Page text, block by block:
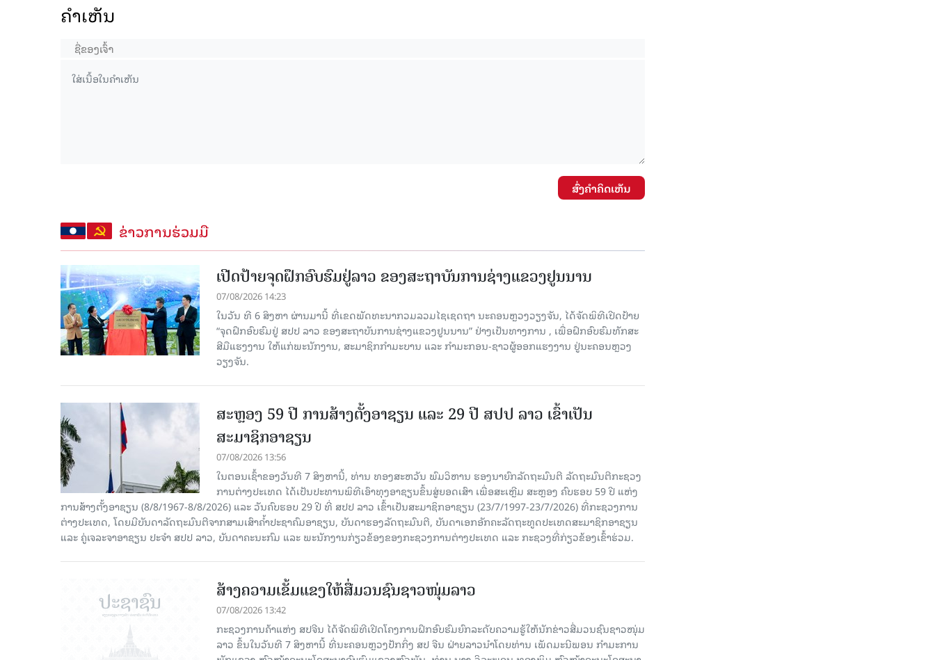
ຄໍາເຫັນ
ສົ່ງຄໍາຄິດເຫັນ
ຂ່າວການຮ່ວມມື
ເປີດປ້າຍຈຸດຝຶກອົບຮົມຢູ່ລາວ ຂອງສະຖາບັນການຊ່າງແຂວງຢູນນານ
07/08/2026 14:23
ໃນວັນ ທີ 6 ສິງຫາ ຜ່ານມານີ້ ທີ່ເຂດພັດທະນາກວມລວມໄຊເຊດຖາ ນະຄອນຫຼວງວຽງຈັນ, ໄດ້ຈັດພິທີເປີດປ້າຍ
“ຈຸດຝຶກອົບຮົມຢູ່ ສປປ ລາວ ຂອງສະຖາບັນການຊ່າງແຂວງຢູນນານ” ຢ່າງເປັນທາງການ , ເພື່ອຝຶກອົບຮົມທັກສະ
ສີມືແຮງງານ ໃຫ້ແກ່ພະນັກງານ, ສະມາຊິກກຳມະບານ ແລະ ກຳມະກອນ-ຊາວຜູ້ອອກແຮງງານ ຢູ່ນະຄອນຫຼວງ
ວຽງຈັນ.
ສະຫຼອງ 59 ປີ ການສ້າງຕັ້ງອາຊຽນ ແລະ 29 ປີ ສປປ ລາວ ເຂົ້າເປັນ
ສະມາຊິກອາຊຽນ
07/08/2026 13:56
ໃນຕອນເຊົ້າຂອງວັນທີ 7 ສິງຫານີ້, ທ່ານ ທອງສະຫວັນ ພົມວິຫານ ຮອງນາຍົກລັດຖະມົນຕີ ລັດຖະມົນຕີກະຊວງ
ການຕ່າງປະເທດ ໄດ້ເປັນປະທານພິທີເອົາທຸງອາຊຽນຂຶ້ນສູ່ຍອດເສົາ ເພື່ອສະເຫຼີມ ສະຫຼອງ ຄົບຮອບ 59 ປີ ແຫ່ງ
ການສ້າງຕັ້ງອາຊຽນ (8/8/1967-8/8/2026) ແລະ ວັນຄົບຮອບ 29 ປີ ທີ່ ສປປ ລາວ ເຂົ້າເປັນສະມາຊິກອາຊຽນ (23/7/1997-23/7/2026) ທີ່ກະຊວງການ
ຕ່າງປະເທດ, ໂດຍມີບັນດາລັດຖະມົນຕີຈາກສາມເສົາຄໍ້າປະຊາຄົມອາຊຽນ, ບັນດາຮອງລັດຖະມົນຕີ, ບັນດາເອກອັກຄະລັດຖະທູດປະເທດສະມາຊິກອາຊຽນ
ແລະ ຄູ່ເຈລະຈາອາຊຽນ ປະຈຳ ສປປ ລາວ, ບັນດາຄະນະກົມ ແລະ ພະນັກງານກ່ຽວຂ້ອງຂອງກະຊວງການຕ່າງປະເທດ ແລະ ກະຊວງທີ່ກ່ຽວຂ້ອງເຂົ້າຮ່ວມ.
ສ້າງຄວາມເຂັ້ມແຂງໃຫ້ສື່ມວນຊົນຊາວໜຸ່ມລາວ
07/08/2026 13:42
ກະຊວງການຄ້າແຫ່ງ ສປຈີນ ໄດ້ຈັດພິທີເປີດໂຄງການຝຶກອົບຮົມຍົກລະດັບຄວາມຮູ້ໃຫ້ນັກຂ່າວສື່ມວນຊົນຊາວໜຸ່ມ
ລາວ ຂຶ້ນໃນວັນທີ 7 ສິງຫານີ້ ທີ່ນະຄອນຫຼວງປັກກິ່ງ ສປ ຈີນ ຝ່າຍລາວນໍາໂດຍທ່ານ ເພັດມະນີພອນ ກຳມະການ